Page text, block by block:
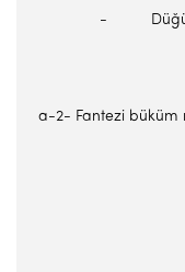
- Düğüm
a-2- Fantezi büküm